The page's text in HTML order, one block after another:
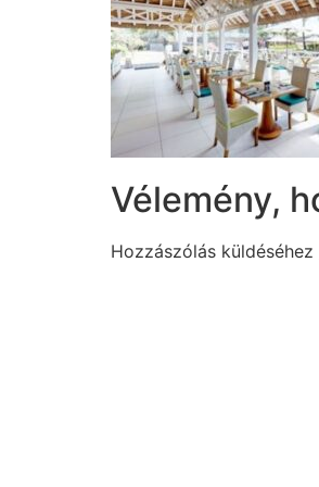
Vélemény,
Hozzászólás küldéséhez